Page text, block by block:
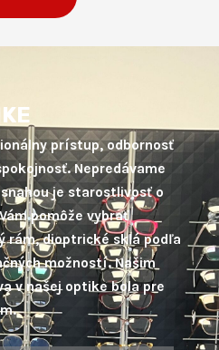
prístup, odbornosť
Nepredávame
je starostlivosť o
pomôže vybrať
rám, dioptrické sklá podľa
možností. Našim
v našej optike bola pre